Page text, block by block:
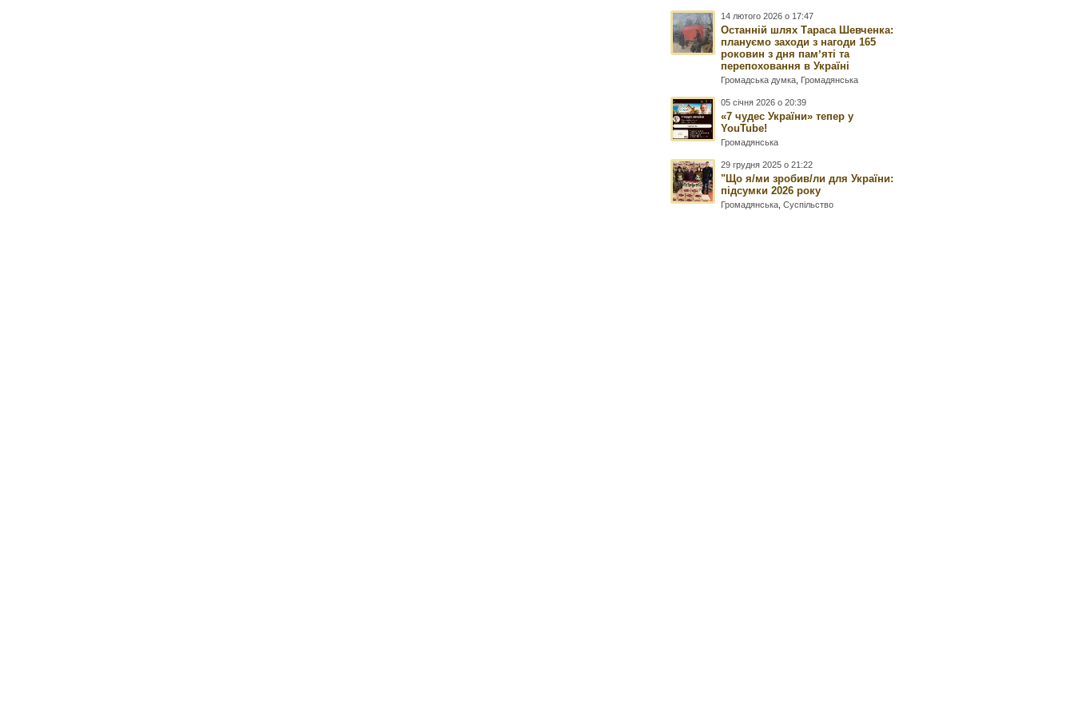
14 лютого 2026 о 17:47
Останній шлях Тараса Шевченка:
плануємо заходи з нагоди 165
роковин з дня памʼяті та
перепоховання в Україні
Громадська думка Громадянська
05 січня 2026 о 20:39
«7 чудес України» тепер у
YouTube!
Громадянська
29 грудня 2025 о 21:22
"Що я/ми зробив/ли для України:
підсумки 2026 року
Громадянська ,Суспільство